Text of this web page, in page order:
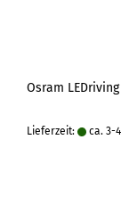
Osram
Lieferzeit: ca. 3-